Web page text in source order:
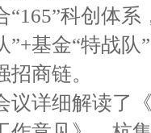
“165”科创体系
”+基金“特战
招商链。
议详细解读了